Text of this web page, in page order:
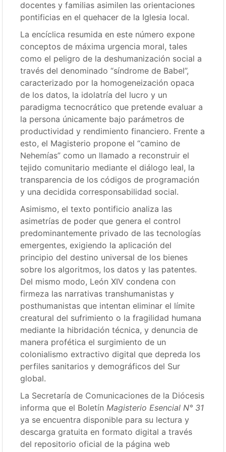
docentes y familias asimilen las orientaciones
pontificias en el quehacer de la Iglesia local.
La encíclica resumida en este número expone
conceptos de máxima urgencia moral, tales
como el peligro de la deshumanización social a
través del denominado “síndrome de Babel”,
caracterizado por la homogeneización opaca
de los datos, la idolatría del lucro y un
paradigma tecnocrático que pretende evaluar a
la persona únicamente bajo parámetros de
productividad y rendimiento financiero. Frente a
esto, el Magisterio propone el “camino de
Nehemías” como un llamado a reconstruir el
tejido comunitario mediante el diálogo leal, la
transparencia de los códigos de programación
y una decidida corresponsabilidad social.
Asimismo, el texto pontificio analiza las
asimetrías de poder que genera el control
predominantemente privado de las tecnologías
emergentes, exigiendo la aplicación del
principio del destino universal de los bienes
sobre los algoritmos, los datos y las patentes.
Del mismo modo, León XIV condena con
firmeza las narrativas transhumanistas y
posthumanistas que intentan eliminar el límite
creatural del sufrimiento o la fragilidad humana
mediante la hibridación técnica, y denuncia de
manera profética el surgimiento de un
colonialismo extractivo digital que depreda los
perfiles sanitarios y demográficos del Sur
global.
La Secretaría de Comunicaciones de la Diócesis
informa que el Boletín Magisterio Esencial N° 31
ya se encuentra disponible para su lectura y
descarga gratuita en formato digital a través
del repositorio oficial de la página web